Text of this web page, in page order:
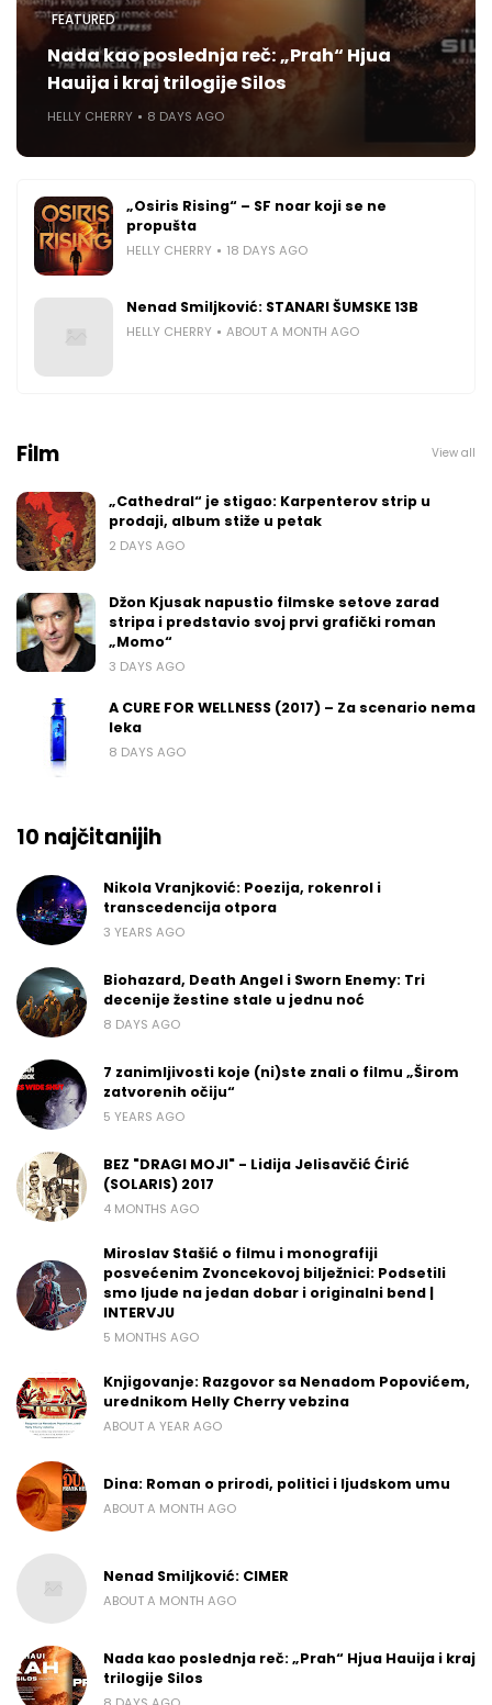
FEATURED
Nada kao poslednja reč: „Prah“ Hjua
Hauija i kraj trilogije Silos
HELLY CHERRY 8 DAYS AGO
„Osiris Rising“ – SF noar koji se ne
propušta
HELLY CHERRY 18 DAYS AGO
Nenad Smiljković: STANARI ŠUMSKE 13B
HELLY CHERRY ABOUT A MONTH AGO
Film View all
„Cathedral“ je stigao: Karpenterov strip u
prodaji, album stiže u petak
2 DAYS AGO
Džon Kjusak napustio filmske setove zarad
stripa i predstavio svoj prvi grafički roman
„Momo“
3 DAYS AGO
A CURE FOR WELLNESS (2017) – Za scenario nema
leka
8 DAYS AGO
10 najčitanijih
Nikola Vranjković: Poezija, rokenrol i
transcedencija otpora
3 YEARS AGO
Biohazard, Death Angel i Sworn Enemy: Tri
decenije žestine stale u jednu noć
8 DAYS AGO
7 zanimljivosti koje (ni)ste znali o filmu „Širom
zatvorenih očiju“
5 YEARS AGO
BEZ "DRAGI MOJI" - Lidija Jelisavčić Ćirić
(SOLARIS) 2017
4 MONTHS AGO
Miroslav Stašić o filmu i monografiji
posvećenim Zvoncekovoj bilježnici: Podsetili
smo ljude na jedan dobar i originalni bend |
INTERVJU
5 MONTHS AGO
Knjigovanje: Razgovor sa Nenadom Popovićem,
urednikom Helly Cherry vebzina
ABOUT A YEAR AGO
Dina: Roman o prirodi, politici i ljudskom umu
ABOUT A MONTH AGO
Nenad Smiljković: CIMER
ABOUT A MONTH AGO
Nada kao poslednja reč: „Prah“ Hjua Hauija i kraj
trilogije Silos